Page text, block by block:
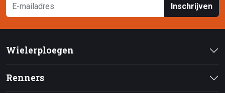
Inschrijven
Wielerploegen
Renners